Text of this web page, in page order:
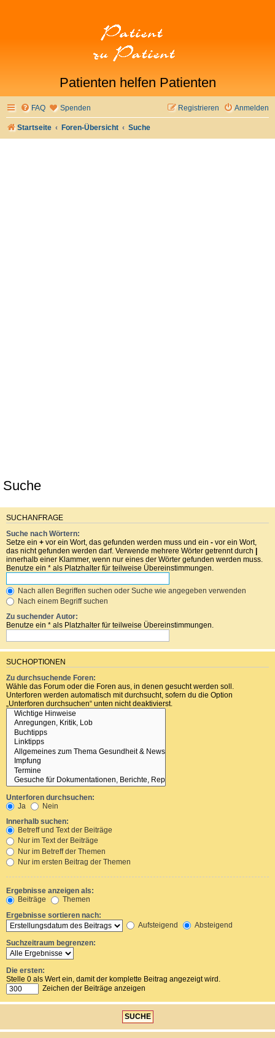
Patienten helfen Patienten
FAQ Spenden Anmelden
Registrieren
Startseite Foren-Übersicht Suche
Suche
SUCHANFRAGE
Suche nach Wörtern:
Setze ein + vor ein Wort, das gefunden werden muss und ein - vor ein Wort,
das nicht gefunden werden darf. Verwende mehrere Wörter getrennt durch |
innerhalb einer Klammer, wenn nur eines der Wörter gefunden werden muss.
Benutze ein * als Platzhalter für teilweise Übereinstimmungen.
Nach allen Begriffen suchen oder Suche wie angegeben verwenden
Nach einem Begriff suchen
Zu suchender Autor:
Benutze ein * als Platzhalter für teilweise Übereinstimmungen.
SUCHOPTIONEN
Zu durchsuchende Foren:
Wähle das Forum oder die Foren aus, in denen gesucht werden soll.
Unterforen werden automatisch mit durchsucht, sofern du die Option
„Unterforen durchsuchen“ unten nicht deaktivierst.
Unterforen durchsuchen:
Ja
Nein
Innerhalb suchen:
Betreff und Text der Beiträge
Nur im Text der Beiträge
Nur im Betreff der Themen
Nur im ersten Beitrag der Themen
Ergebnisse anzeigen als:
Beiträge
Themen
Ergebnisse sortieren nach:
Aufsteigend
Absteigend
Suchzeitraum begrenzen:
Die ersten:
Stelle 0 als Wert ein, damit der komplette Beitrag angezeigt wird.
Zeichen der Beiträge anzeigen